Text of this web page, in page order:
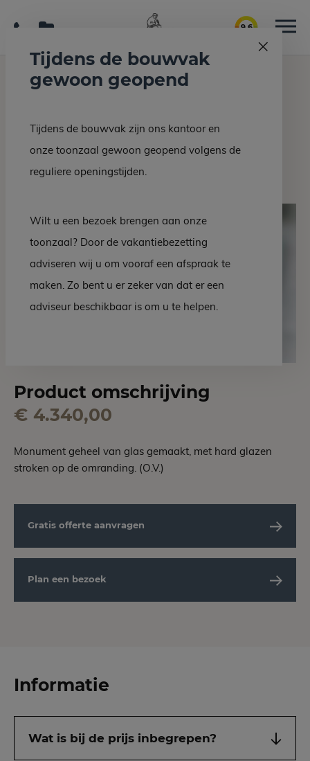
9.6
Home Grafmonumenten Grafsteen EM 10-10
Grafsteen EM 10-10
Product omschrijving
€ 4.340,00
Monument geheel van glas gemaakt, met hard glazen
stroken op de omranding. (O.V.)
Gratis offerte aanvragen
Plan een bezoek
Informatie
Wat is bij de prijs inbegrepen?
Tijdens de bouwvak
gewoon geopend
Tijdens de bouwvak zijn ons kantoor en
onze toonzaal gewoon geopend volgens de
reguliere openingstijden.
Wilt u een bezoek brengen aan onze
toonzaal? Door de vakantiebezetting
adviseren wij u om vooraf een afspraak te
maken. Zo bent u er zeker van dat er een
adviseur beschikbaar is om u te helpen.